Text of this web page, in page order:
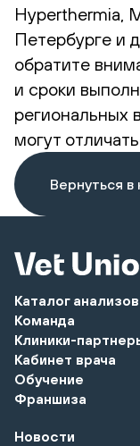
Hyperthermia,
Петербурге и
обратите
и сроки
региональных
могут
Вернуться в
Каталог анализов
Команда
Клиники-
Кабинет врача
Обучение
Франшиза
Новости